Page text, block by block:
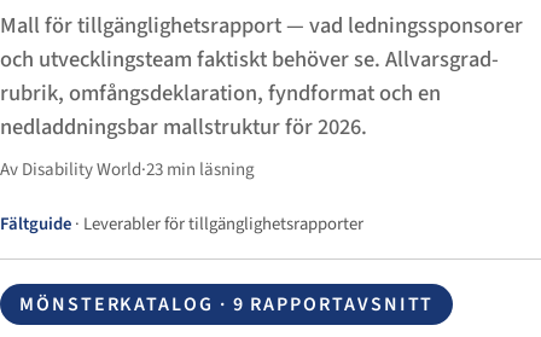
Mall för tillgänglighetsrapport — vad ledningssponsorer
och utvecklingsteam faktiskt behöver se. Allvarsgrad-
rubrik, omfångsdeklaration, fyndformat och en
nedladdningsbar mallstruktur för 2026.
Av Disability World·23 min läsning
Fältguide· Leverabler för tillgänglighetsrapporter
MÖNSTERKATALOG · 9 RAPPORTAVSNITT